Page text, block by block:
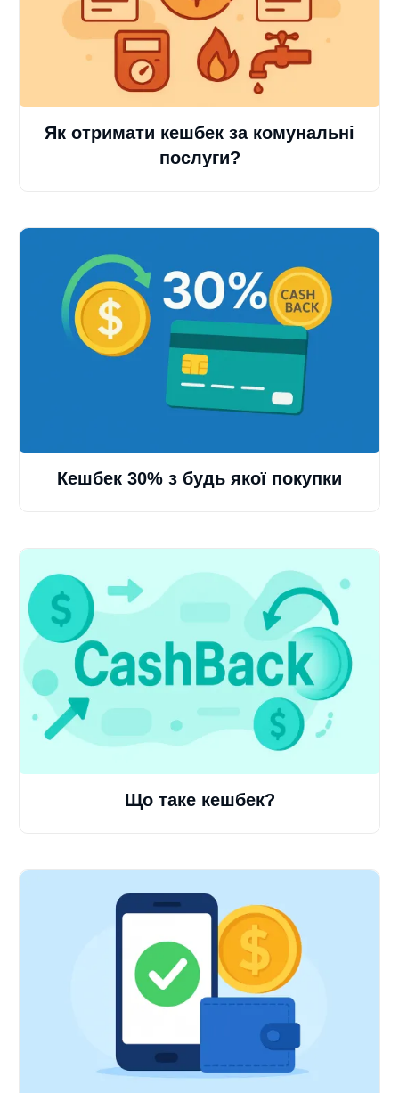
Як отримати кешбек за комунальні
послуги?
Кешбек 30% з будь якої покупки
Що таке кешбек?